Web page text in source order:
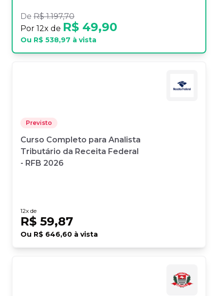
De R$ 1.197,70
Por 12x de R$ 49,90
Ou R$ 538,97 à vista
Previsto
Curso Completo para Analista
Tributário da Receita Federal
- RFB 2026
12x de
R$ 59,87
Ou R$ 646,60 à vista